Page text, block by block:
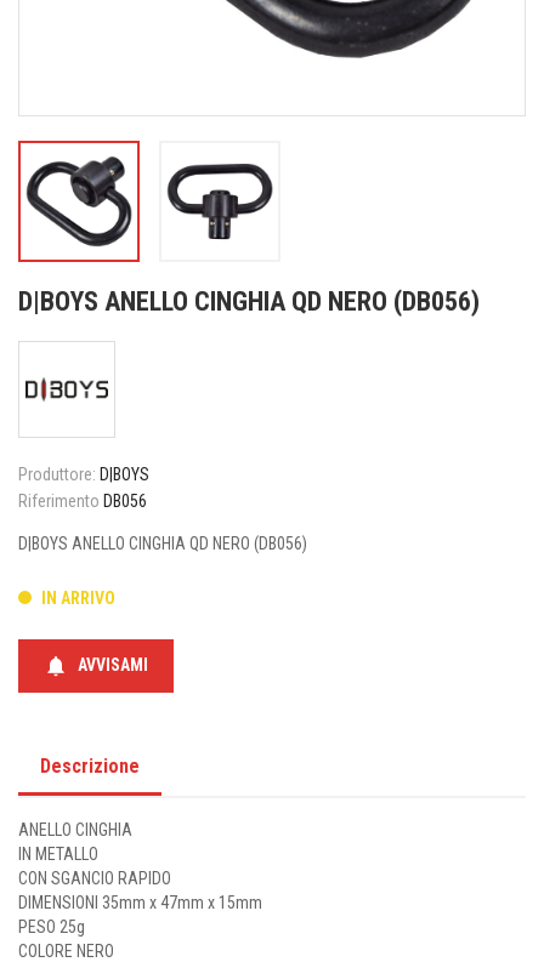
D|BOYS ANELLO CINGHIA QD NERO (DB056)
Produttore: D|BOYS
Riferimento DB056
D|BOYS ANELLO CINGHIA QD NERO (DB056)
IN ARRIVO
notifications AVVISAMI
Descrizione
ANELLO CINGHIA
IN METALLO
CON SGANCIO RAPIDO
DIMENSIONI 35mm x 47mm x 15mm
PESO 25g
COLORE NERO